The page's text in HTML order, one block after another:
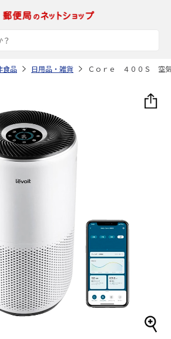
食品 日用品・雑貨 Ｃｏｒｅ ４００Ｓ 空